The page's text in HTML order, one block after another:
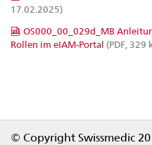
17.02.2025)
OS000_00_029d_MB
Rollen im eIAM-Portal (PDF, 329
© Copyright Swissmedic